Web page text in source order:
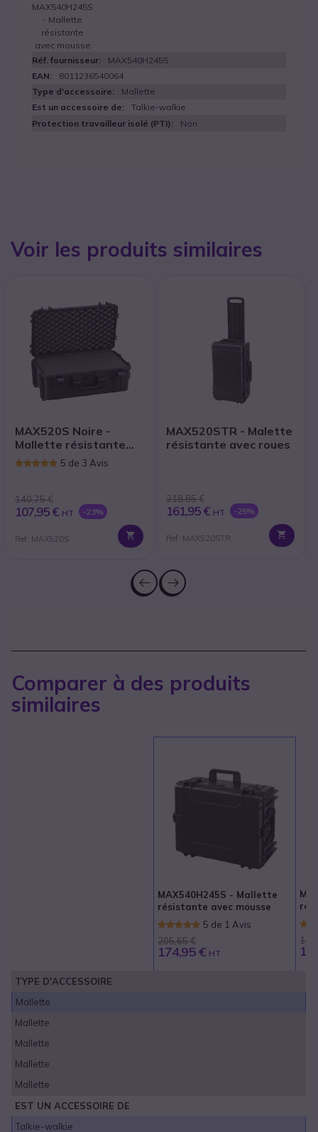
MAX540H245S
- Mallette
résistante
avec mousse
MAX540H245S
8011236540064
Mallette
Talkie-walkie
Non
Voir les produits similaires
MAX520S Noire -
Mallette résistante
avec mousse
5 de 3 Avis
140,75 €
107,95 € HT -23%
Ref: MAX520S
MAX520STR - Malette
résistante avec roues
218,85 €
161,95 € HT -25%
Ref: MAX520STR
Comparer à des produits
similaires
MAX540H245S - Mallette
résistante avec mousse
5 de 1 Avis
205,65 €
174,95 € HT
TYPE D'ACCESSOIRE
Mallette
Mallette
Mallette
Mallette
Mallette
EST UN ACCESSOIRE DE
Talkie-walkie